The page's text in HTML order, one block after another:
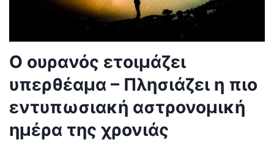
Ο ουρανός ετοιμάζει
υπερθέαμα – Πλησιάζει η πιο
εντυπωσιακή αστρονομική
ημέρα της χρονιάς